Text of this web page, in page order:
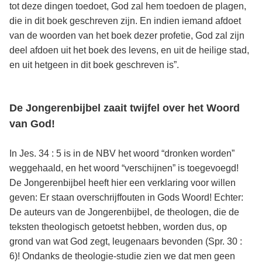
tot deze dingen toedoet, God zal hem toedoen de plagen,
die in dit boek geschreven zijn. En indien iemand afdoet
van de woorden van het boek dezer profetie, God zal zijn
deel afdoen uit het boek des levens, en uit de heilige stad,
en uit hetgeen in dit boek geschreven is”.
De Jongerenbijbel zaait twijfel over het Woord
van God!
In Jes. 34 : 5 is in de NBV het woord “dronken worden”
weggehaald, en het woord “verschijnen” is toegevoegd!
De Jongerenbijbel heeft hier een verklaring voor willen
geven: Er staan overschrijffouten in Gods Woord! Echter:
De auteurs van de Jongerenbijbel, de theologen, die de
teksten theologisch getoetst hebben, worden dus, op
grond van wat God zegt, leugenaars bevonden (Spr. 30 :
6)! Ondanks de theologie-studie zien we dat men geen